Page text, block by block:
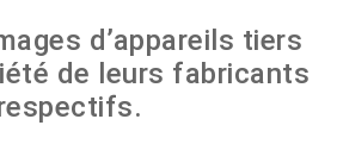
d’appareils tiers
de leurs fabricants